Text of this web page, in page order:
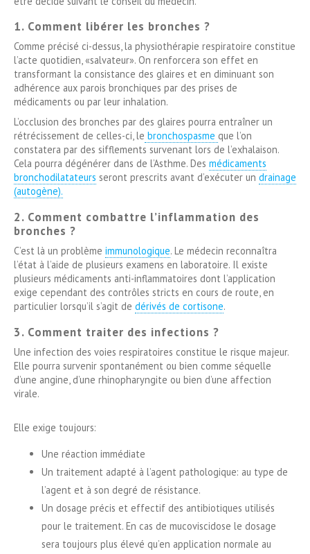
1. Comment libérer les bronches ?
Comme précisé ci-dessus, la physiothérapie respiratoire constitue
l’acte quotidien, «salvateur». On renforcera son effet en
transformant la consistance des glaires et en diminuant son
adhérence aux parois bronchiques par des prises de
médicaments ou par leur inhalation.
L’occlusion des bronches par des glaires pourra entraîner un
rétrécissement de celles-ci, le bronchospasme que l’on
constatera par des sifflements survenant lors de l’exhalaison.
Cela pourra dégénérer dans de l’Asthme. Des médicaments
bronchodilatateurs seront prescrits avant d’exécuter un drainage
(autogène).
2. Comment combattre l’inflammation des
bronches ?
C’est là un problème immunologique. Le médecin reconnaîtra
l’état à l’aide de plusieurs examens en laboratoire. Il existe
plusieurs médicaments anti-inflammatoires dont l’application
exige cependant des contrôles stricts en cours de route, en
particulier lorsqu’il s’agit de dérivés de cortisone.
3. Comment traiter des infections ?
Une infection des voies respiratoires constitue le risque majeur.
Elle pourra survenir spontanément ou bien comme séquelle
d’une angine, d’une rhinopharyngite ou bien d’une affection
virale.
Elle exige toujours:
Une réaction immédiate
Un traitement adapté à l’agent pathologique: au type de
l’agent et à son degré de résistance.
Un dosage précis et effectif des antibiotiques utilisés
pour le traitement. En cas de mucoviscidose le dosage
sera toujours plus élevé qu’en application normale au